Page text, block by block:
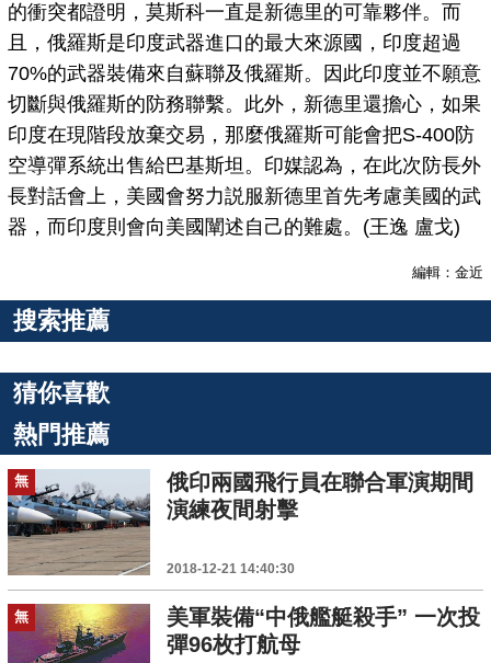
的衝突都證明，莫斯科一直是新德里的可靠夥伴。而
且，俄羅斯是印度武器進口的最大來源國，印度超過
70%的武器裝備來自蘇聯及俄羅斯。因此印度並不願意
切斷與俄羅斯的防務聯繫。此外，新德里還擔心，如果
印度在現階段放棄交易，那麼俄羅斯可能會把S-400防
空導彈系統出售給巴基斯坦。印媒認為，在此次防長外
長對話會上，美國會努力説服新德里首先考慮美國的武
器，而印度則會向美國闡述自己的難處。(王逸 盧戈)
編輯：金近
搜索推薦
猜你喜歡
熱門推薦
無
俄印兩國飛行員在聯合軍演期間
演練夜間射擊
2018-12-21 14:40:30
無
美軍裝備“中俄艦艇殺手” 一次投
彈96枚打航母